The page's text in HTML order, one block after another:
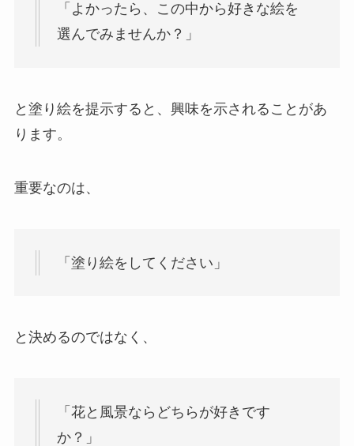
「よかったら、この中から好きな絵を
選んでみませんか？」
と塗り絵を提示すると、興味を示されることがあ
ります。
重要なのは、
「塗り絵をしてください」
と決めるのではなく、
「花と風景ならどちらが好きです
か？」